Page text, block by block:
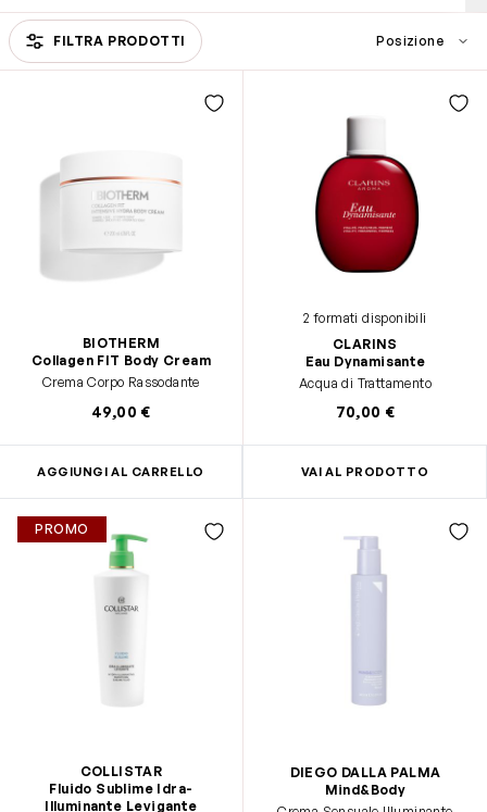
FILTRA PRODOTTI
Passa all'elenco prodotti
BIOTHERM
Collagen FIT Body Cream
Crema Corpo Rassodante
49,00 €
AGGIUNGI AL CARRELLO
2 formati disponibili
CLARINS
Eau Dynamisante
Acqua di Trattamento
70,00 €
VAI AL PRODOTTO
PROMO
COLLISTAR
Fluido Sublime Idra-
Illuminante Levigante
DIEGO DALLA PALMA
Mind&Body